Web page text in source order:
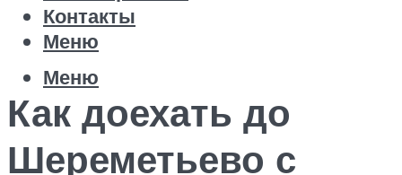
Контакты
Меню
Меню
Как доехать до
Шереметьево с